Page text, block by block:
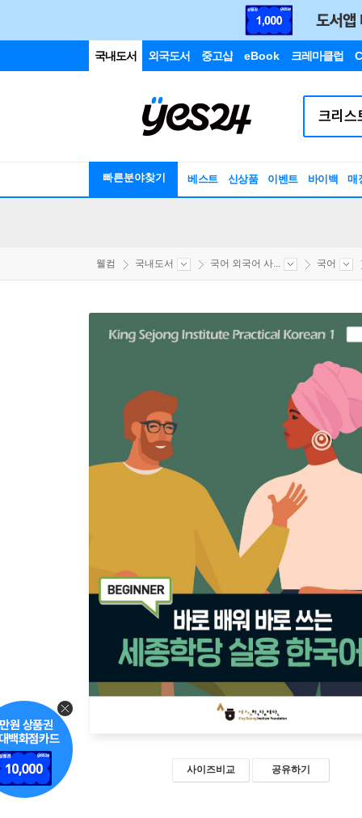
국내도서 외국도서 중고샵 eBook 크레마클럽
빠른분야찾기 베스트 신상품 이벤트 바이백 매
웰컴 국내도서 국어 외국어 사... 국어
사이즈비교 공유하기